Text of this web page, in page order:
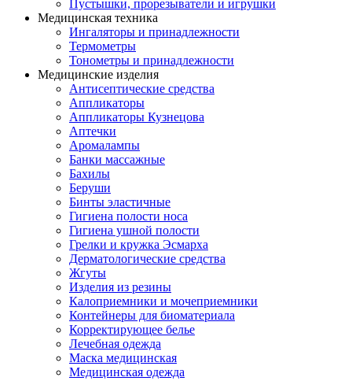
Пустышки, прорезыватели и игрушки
Медицинская техника
Ингаляторы и принадлежности
Термометры
Тонометры и принадлежности
Медицинские изделия
Антисептические средства
Аппликаторы
Аппликаторы Кузнецова
Аптечки
Аромалампы
Банки массажные
Бахилы
Беруши
Бинты эластичные
Гигиена полости носа
Гигиена ушной полости
Грелки и кружка Эсмарха
Дерматологические средства
Жгуты
Изделия из резины
Калоприемники и мочеприемники
Контейнеры для биоматериала
Корректирующее белье
Лечебная одежда
Маска медицинская
Медицинская одежда